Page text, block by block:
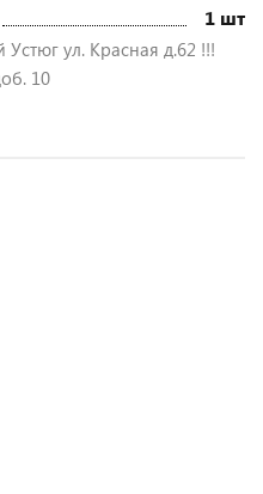
1 шт
Устюг ул. Красная д.62 !!!
10